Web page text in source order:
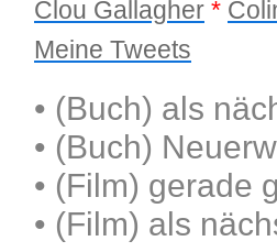
Clou Gallagher *
Meine Tweets
• (Buch) als
• (Buch)
• (Film) gerade
• (Film) als